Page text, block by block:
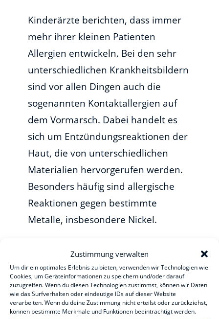
Zustimmung verwalten
Um dir ein optimales Erlebnis zu bieten, verwenden wir Technologien wie
Cookies, um Geräteinformationen zu speichern und/oder darauf
zuzugreifen. Wenn du diesen Technologien zustimmst, können wir Daten
wie das Surfverhalten oder eindeutige IDs auf dieser Website
verarbeiten. Wenn du deine Zustimmung nicht erteilst oder zurückziehst,
können bestimmte Merkmale und Funktionen beeinträchtigt werden.
Kinderärzte berichten, dass immer
mehr ihrer kleinen Patienten
Allergien entwickeln. Bei den sehr
unterschiedlichen Krankheitsbildern
sind vor allen Dingen auch die
sogenannten Kontaktallergien auf
dem Vormarsch. Dabei handelt es
sich um Entzündungsreaktionen der
Haut, die von unterschiedlichen
Materialien hervorgerufen werden.
Besonders häufig sind allergische
Reaktionen gegen bestimmte
Metalle, insbesondere Nickel.
Nickel oder Nickel-Legierungen in
Berührung kommt. In preiswerten
Brillengestellen kommen
Nickel-/Kupfer-Legierungen häufig